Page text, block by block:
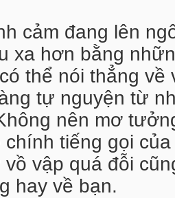
cảm đang lên
xa hơn bằng
thể nói thẳng
tự nguyện từ
nên mơ
chính tiếng gọi
vập quá đỗi
hay về bạn.